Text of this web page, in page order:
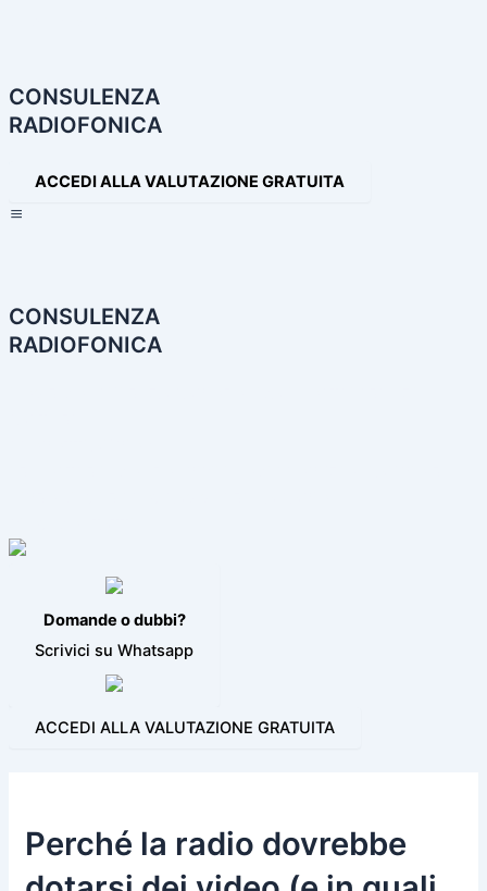
CONSULENZA
RADIOFONICA
ACCEDI ALLA VALUTAZIONE GRATUITA
CONSULENZA
RADIOFONICA
Domande o dubbi?
Scrivici su Whatsapp
ACCEDI ALLA VALUTAZIONE GRATUITA
Perché la radio dovrebbe